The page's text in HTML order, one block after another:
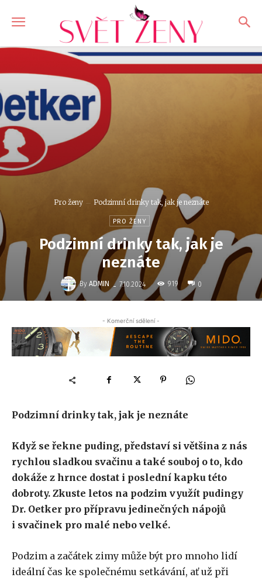
Pro ženy Podzimní drinky tak, jak je neznáte
PRO ŽENY
Podzimní drinky tak, jak je
neznáte
By ADMIN - 7.10.2024 919 0
- Komerční sdělení -
Podzimní drinky tak, jak je neznáte
Když se řekne puding, představí si většina z nás
rychlou sladkou svačinu a také souboj o to, kdo
dokáže z hrnce dostat i poslední kapku této
dobroty. Zkuste letos na podzim využít pudingy
Dr. Oetker pro přípravu jedinečných nápojů
i svačinek pro malé nebo velké.
Podzim a začátek zimy může být pro mnoho lidí
ideální čas ke společnému setkávání, ať už při